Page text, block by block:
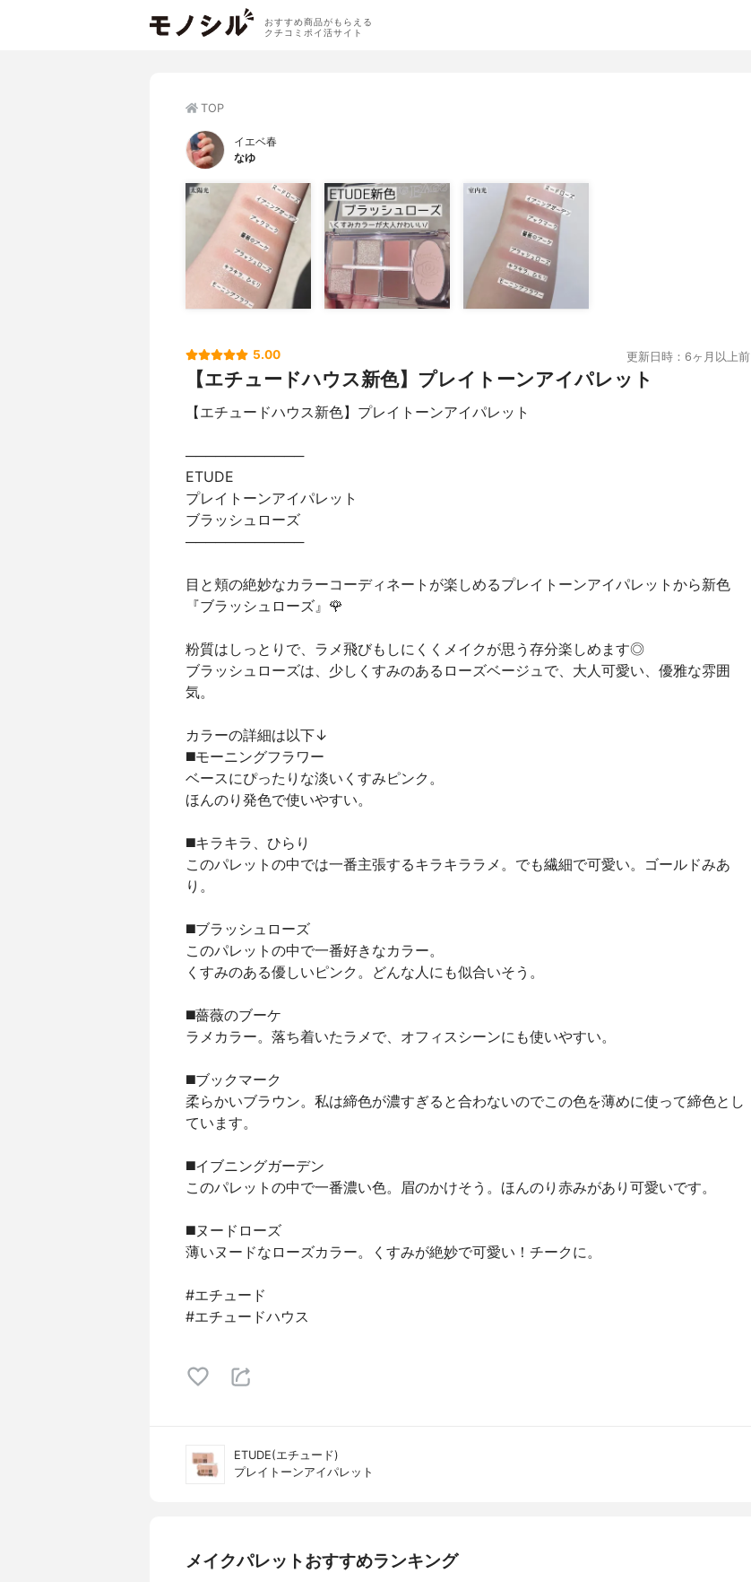
おすすめ商品がもらえる
クチコミポイ活サイト
TOP
イエベ春
なゆ
5.00 更新日時：6ヶ月以上前
【エチュードハウス新色】プレイトーンアイパレット
【エチュードハウス新色】プレイトーンアイパレット
────────────
ETUDE
プレイトーンアイパレット
ブラッシュローズ
────────────
目と頬の絶妙なカラーコーディネートが楽しめるプレイトーンアイパレットから新色
『ブラッシュローズ』🌹
粉質はしっとりで、ラメ飛びもしにくくメイクが思う存分楽しめます◎
ブラッシュローズは、少しくすみのあるローズベージュで、大人可愛い、優雅な雰囲
気。
カラーの詳細は以下↓
◼️モーニングフラワー
ベースにぴったりな淡いくすみピンク。
ほんのり発色で使いやすい。
◼️キラキラ、ひらり
このパレットの中では一番主張するキラキララメ。でも繊細で可愛い。ゴールドみあ
り。
◼️ブラッシュローズ
このパレットの中で一番好きなカラー。
くすみのある優しいピンク。どんな人にも似合いそう。
◼️薔薇のブーケ
ラメカラー。落ち着いたラメで、オフィスシーンにも使いやすい。
◼️ブックマーク
柔らかいブラウン。私は締色が濃すぎると合わないのでこの色を薄めに使って締色とし
ています。
◼️イブニングガーデン
このパレットの中で一番濃い色。眉のかけそう。ほんのり赤みがあり可愛いです。
◼️ヌードローズ
薄いヌードなローズカラー。くすみが絶妙で可愛い！チークに。
#エチュード
#エチュードハウス
ETUDE(エチュード)
プレイトーンアイパレット
メイクパレットおすすめランキング